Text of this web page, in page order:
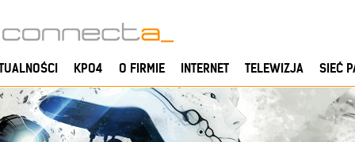
KPO4 O FIRMIE INTERNET TELEWIZJA SIEĆ